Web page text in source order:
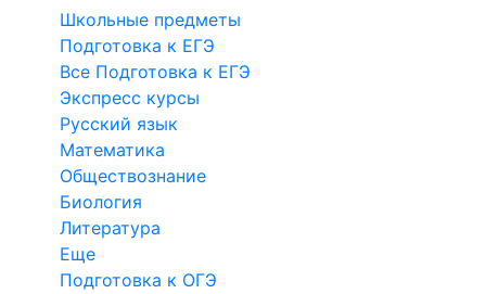
Школьные предметы
Подготовка к ЕГЭ
Все Подготовка к ЕГЭ
Экспресс курсы
Русский язык
Математика
Обществознание
Биология
Литература
Еще
Подготовка к ОГЭ